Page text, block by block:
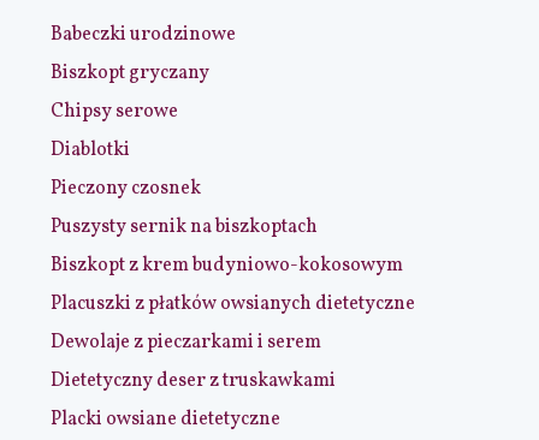
Babeczki urodzinowe
Biszkopt gryczany
Chipsy serowe
Diablotki
Pieczony czosnek
Puszysty sernik na biszkoptach
Biszkopt z krem budyniowo-kokosowym
Placuszki z płatków owsianych dietetyczne
Dewolaje z pieczarkami i serem
Dietetyczny deser z truskawkami
Placki owsiane dietetyczne